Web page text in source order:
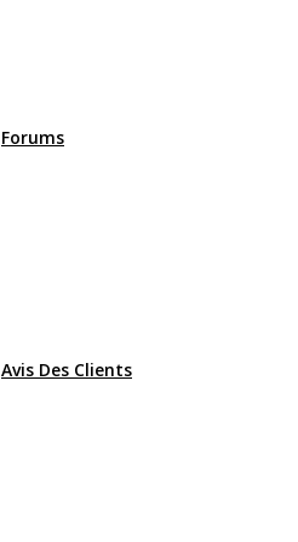
Forums
Avis Des Clients